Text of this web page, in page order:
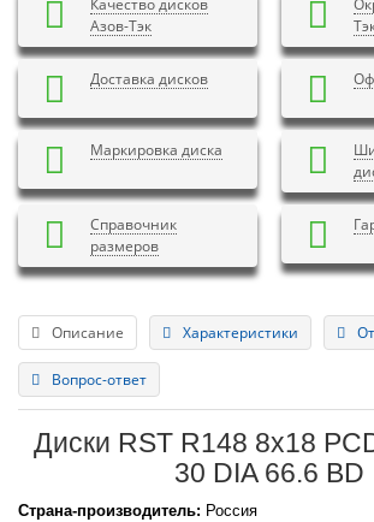
Азов-Тэк
Доставка дисков
Маркировка диска
Справочник
размеров
Описание Характеристики
Вопрос-ответ
Диски RST R148 8x18
30 DIA 66.6 BD
Страна-производитель: Россия